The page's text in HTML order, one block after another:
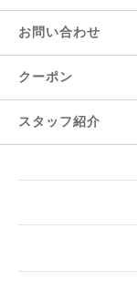
お問い合わせ
クーポン
スタッフ紹介